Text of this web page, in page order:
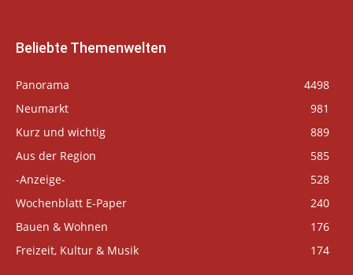
Beliebte Themenwelten
Panorama
4498
Neumarkt
981
Kurz und wichtig
889
Aus der Region
585
-Anzeige-
528
Wochenblatt E-Paper
240
Bauen & Wohnen
176
Freizeit, Kultur & Musik
174